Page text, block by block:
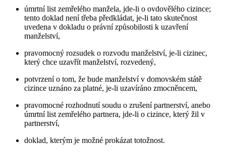
úmrtní list zemřelého manžela, jde-li o ovdovělého cizince;
tento doklad není třeba předkládat, je-li tato skutečnost
uvedena v dokladu o právní způsobilosti k uzavření
manželství,
pravomocný rozsudek o rozvodu manželství, je-li cizinec,
který chce uzavřít manželství, rozvedený,
potvrzení o tom, že bude manželství v domovském státě
cizince uznáno za platné, je-li uzavíráno zmocněncem,
pravomocné rozhodnutí soudu o zrušení partnerství, anebo
úmrtní list zemřelého partnera, jde-li o cizince, který žil v
partnerství,
doklad, kterým je možné prokázat totožnost.